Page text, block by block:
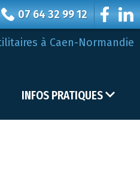
07 64 32 99 12
à Caen-Normandie
INFOS PRATIQUES